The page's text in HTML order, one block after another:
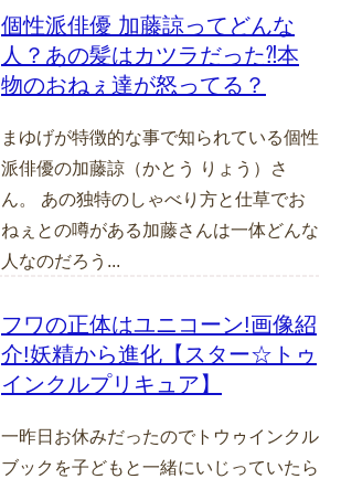
個性派俳優 加藤諒ってどんな
人？あの髪はカツラだった⁈本
物のおねぇ達が怒ってる？
まゆげが特徴的な事で知られている個性
派俳優の加藤諒（かとう りょう）さ
ん。 あの独特のしゃべり方と仕草でお
ねぇとの噂がある加藤さんは一体どんな
人なのだろう...
フワの正体はユニコーン!画像紹
介!妖精から進化【スター☆トゥ
インクルプリキュア】
一昨日お休みだったのでトウゥインクル
ブックを子どもと一緒にいじっていたら